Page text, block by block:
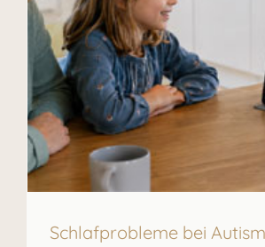
Schlafprobleme bei